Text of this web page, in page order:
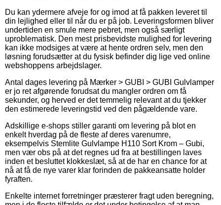
Du kan ydermere afveje for og imod at få pakken leveret til
din lejlighed eller til når du er på job. Leveringsformen bliver
undertiden en smule mere pebret, men også særligt
uproblematisk. Den mest prisbevidste mulighed for levering
kan ikke modsiges at være at hente ordren selv, men den
løsning forudsætter at du fysisk befinder dig lige ved online
webshoppens arbejdslager.
Antal dages levering på Mærker > GUBI > GUBI Gulvlamper
er jo ret afgørende forudsat du mangler ordren om få
sekunder, og herved er det temmelig relevant at du tjekker
den estimerede leveringstid ved den pågældende vare.
Adskillige e-shops stiller garanti om levering på blot en
enkelt hverdag på de fleste af deres varenumre,
eksempelvis Stemlite Gulvlampe H110 Sort Krom – Gubi,
men vær obs på at det regnes ud fra at bestillingen laves
inden et besluttet klokkeslæt, så at de har en chance for at
nå at få de nye varer klar forinden de pakkeansatte holder
fyraften.
Enkelte internet forretninger præsterer fragt uden beregning,